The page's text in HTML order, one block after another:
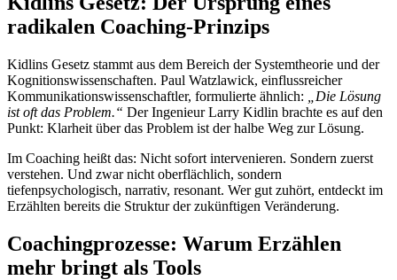
radikalen Coaching-Prinzips
Kidlins Gesetz stammt aus dem Bereich der Systemtheorie und der
Kognitionswissenschaften. Paul Watzlawick, einflussreicher
Kommunikationswissenschaftler, formulierte ähnlich:
„Die Lösung
ist oft das Problem.“ Der Ingenieur Larry Kidlin brachte es auf den
Punkt: Klarheit über das Problem ist der halbe Weg zur Lösung.
Im Coaching heißt das: Nicht sofort intervenieren. Sondern zuerst
verstehen. Und zwar nicht oberflächlich, sondern
tiefenpsychologisch, narrativ, resonant. Wer gut zuhört, entdeckt im
Erzählten bereits die Struktur der zukünftigen Veränderung.
Coachingprozesse: Warum Erzählen
mehr bringt als Tools